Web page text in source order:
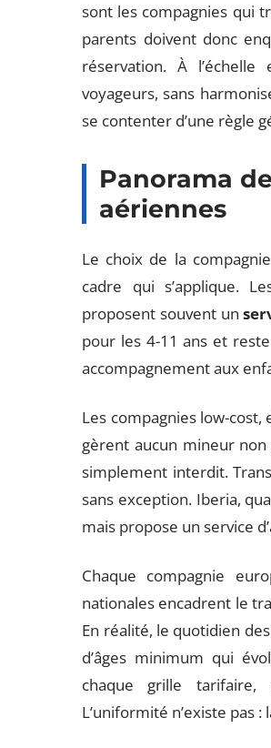
sont les compagnies qui
parents doivent donc
réservation. À
voyageurs, sans
se contenter d’une règle
Panorama
aériennes
Le choix de la
cadre qui s’applique.
proposent souvent un
pour les 4-11 ans et
accompagnement aux
Les compagnies low-
gèrent aucun mineur
simplement interdit.
sans exception. Iberia,
mais propose un service
Chaque compagnie
nationales encadrent le
En réalité, le quotidien
d’âges minimum qui
chaque grille tarifaire,
L’uniformité n’existe pas